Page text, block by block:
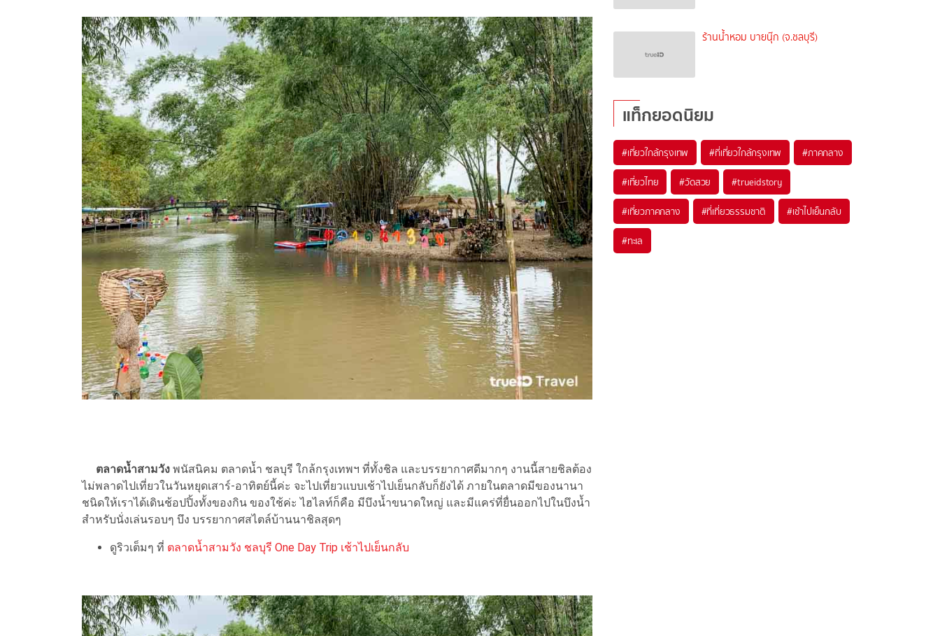
ตลาดน้ำสามวัง พนัสนิคม ตลาดน้ำ ชลบุรี ใกล้กรุงเทพฯ ที่ทั้งชิล และบรรยากาศดีมากๆ งานนี้สายชิลต้อง
ไม่พลาดไปเที่ยวในวันหยุดเสาร์-อาทิตย์นี้ค่ะ จะไปเที่ยวแบบเช้าไปเย็นกลับก็ยังได้ ภายในตลาดมีของนานา
ชนิดให้เราได้เดินช้อปปิ้งทั้งของกิน ของใช้ค่ะ ไฮไลท์ก็คือ มีบึงน้ำขนาดใหญ่ และมีแคร่ที่ยื่นออกไปในบึงน้ำ
สำหรับนั่งเล่นรอบๆ บึง บรรยากาศสไตล์บ้านนาชิลสุดๆ
ดูริวเต็มๆ ที่ ตลาดน้ำสามวัง ชลบุรี One Day Trip เช้าไปเย็นกลับ
ร้านน้ำหอม บายนุ๊ก (จ.ชลบุรี)
แท็กยอดนิยม
#เที่ยวใกล้กรุงเทพ #ที่เที่ยวใกล้กรุงเทพ #ภาคกลาง
#เที่ยวไทย #วัดสวย #trueidstory
#เที่ยวภาคกลาง #ที่เที่ยวธรรมชาติ #เช้าไปเย็นกลับ
#ทะเล